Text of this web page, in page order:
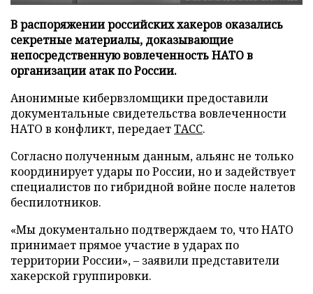
В распоряжении российских хакеров оказались
секретные материалы, доказывающие
непосредственную вовлеченность НАТО в
организации атак по России.
Анонимные кибервзломщики предоставили
документальные свидетельства вовлеченности
НАТО в конфликт, передаетТАСС.
Согласно полученным данным, альянс не только
координирует удары по России, но и задействует
специалистов по гибридной войне после налетов
беспилотников.
«Мы документально подтверждаем то, что НАТО
принимает прямое участие в ударах по
территории России», – заявили представители
хакерской группировки.